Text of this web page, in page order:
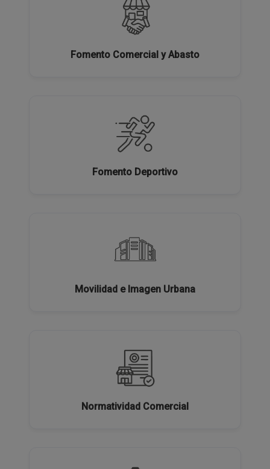
Fomento Comercial y Abasto
Fomento Deportivo
Movilidad e Imagen Urbana
Normatividad Comercial